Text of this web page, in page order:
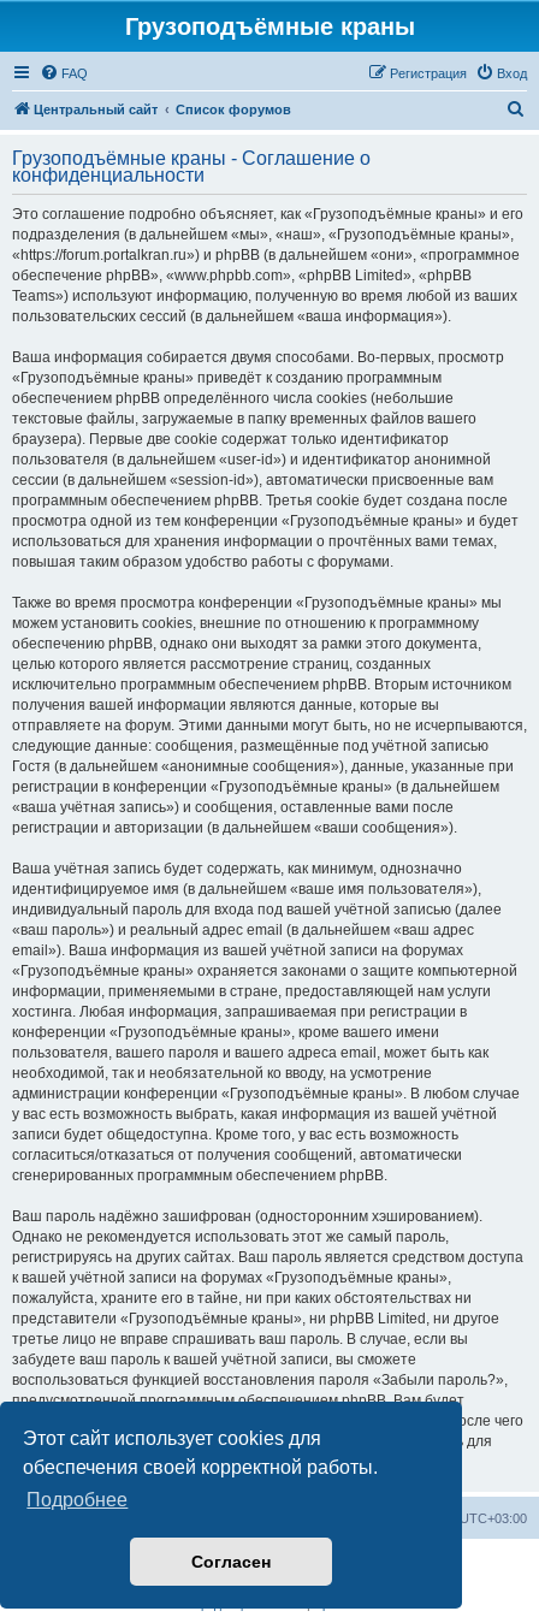
Этот сайт использует cookies для
обеспечения своей корректной работы.
Подробнее
Согласен
Грузоподъёмные краны
FAQ Вход
Регистрация
Центральный сайт Список форумов
с
Грузоподъёмные краны - Соглашение о
конфиденциальности
Это соглашение подробно объясняет, как «Грузоподъёмные краны» и его
подразделения (в дальнейшем «мы», «наш», «Грузоподъёмные краны»,
«https://forum.portalkran.ru») и phpBB (в дальнейшем «они», «программное
обеспечение phpBB», «www.phpbb.com», «phpBB Limited», «phpBB
Teams») используют информацию, полученную во время любой из ваших
пользовательских сессий (в дальнейшем «ваша информация»).
Ваша информация собирается двумя способами. Во-первых, просмотр
«Грузоподъёмные краны» приведёт к созданию программным
обеспечением phpBB определённого числа cookies (небольшие
текстовые файлы, загружаемые в папку временных файлов вашего
браузера). Первые две cookie содержат только идентификатор
пользователя (в дальнейшем «user-id») и идентификатор анонимной
сессии (в дальнейшем «session-id»), автоматически присвоенные вам
программным обеспечением phpBB. Третья cookie будет создана после
просмотра одной из тем конференции «Грузоподъёмные краны» и будет
использоваться для хранения информации о прочтённых вами темах,
повышая таким образом удобство работы с форумами.
Также во время просмотра конференции «Грузоподъёмные краны» мы
можем установить cookies, внешние по отношению к программному
обеспечению phpBB, однако они выходят за рамки этого документа,
целью которого является рассмотрение страниц, созданных
исключительно программным обеспечением phpBB. Вторым источником
получения вашей информации являются данные, которые вы
отправляете на форум. Этими данными могут быть, но не исчерпываются,
следующие данные: сообщения, размещённые под учётной записью
Гостя (в дальнейшем «анонимные сообщения»), данные, указанные при
регистрации в конференции «Грузоподъёмные краны» (в дальнейшем
«ваша учётная запись») и сообщения, оставленные вами после
регистрации и авторизации (в дальнейшем «ваши сообщения»).
Ваша учётная запись будет содержать, как минимум, однозначно
идентифицируемое имя (в дальнейшем «ваше имя пользователя»),
индивидуальный пароль для входа под вашей учётной записью (далее
«ваш пароль») и реальный адрес email (в дальнейшем «ваш адрес
email»). Ваша информация из вашей учётной записи на форумах
«Грузоподъёмные краны» охраняется законами о защите компьютерной
информации, применяемыми в стране, предоставляющей нам услуги
хостинга. Любая информация, запрашиваемая при регистрации в
конференции «Грузоподъёмные краны», кроме вашего имени
пользователя, вашего пароля и вашего адреса email, может быть как
необходимой, так и необязательной ко вводу, на усмотрение
администрации конференции «Грузоподъёмные краны». В любом случае
у вас есть возможность выбрать, какая информация из вашей учётной
записи будет общедоступна. Кроме того, у вас есть возможность
согласиться/отказаться от получения сообщений, автоматически
сгенерированных программным обеспечением phpBB.
Ваш пароль надёжно зашифрован (односторонним хэшированием).
Однако не рекомендуется использовать этот же самый пароль,
регистрируясь на других сайтах. Ваш пароль является средством доступа
к вашей учётной записи на форумах «Грузоподъёмные краны»,
пожалуйста, храните его в тайне, ни при каких обстоятельствах ни
представители «Грузоподъёмные краны», ни phpBB Limited, ни другое
третье лицо не вправе спрашивать ваш пароль. В случае, если вы
забудете ваш пароль к вашей учётной записи, вы сможете
воспользоваться функцией восстановления пароля «Забыли пароль?»,
предусмотренной программным обеспечением phpBB. Вам будет
необходимо ввести ваше имя пользователя и ваш адрес email, после чего
программное обеспечение phpBB сгенерирует вам новый пароль для
вашей учётной записи.
UTC+03:00
Создано на основеphpBB® Forum Software © phpBB Limited
Русская поддержка phpBB